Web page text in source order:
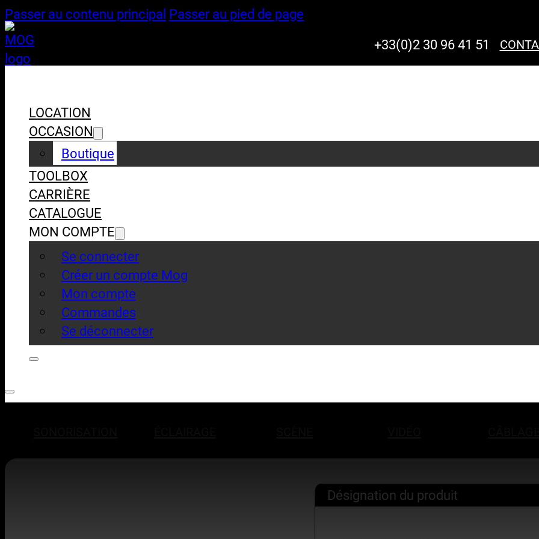
Passer au contenu principal Passer au pied de page
+33(0)2 30 96 41 51
LOCATION
OCCASION
Boutique
TOOLBOX
CARRIÈRE
CATALOGUE
MON COMPTE
Se connecter
Créer un compte Mog
Mon compte
Commandes
Se déconnecter
Désignation du produit